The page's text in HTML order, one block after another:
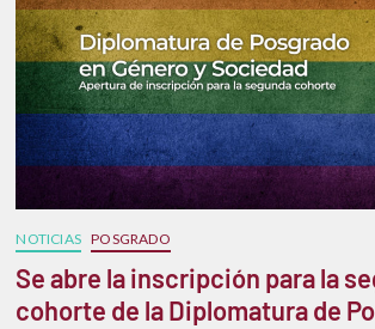
NOTICIAS POSGRADO
Se abre la inscripción para la
cohorte de la Diplomatura de